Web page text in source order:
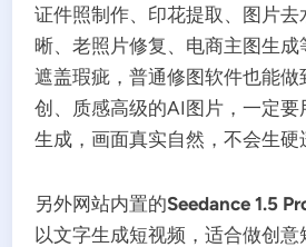
证件照制作、印花提取、图片
晰、老照片修复、电商主图生
遮盖瑕疵，普通修图软件也能
创、质感高级的AI图片，一定要
生成，画面真实自然，不会生硬
另外网站内置的Seedance 1.5
以文字生成短视频，适合做创